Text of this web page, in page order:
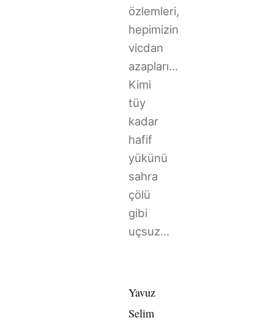
özlemleri,
hepimizin
vicdan
azapları...
Kimi
tüy
kadar
hafif
yükünü
sahra
çölü
gibi
uçsuz...
Yavuz
Selim